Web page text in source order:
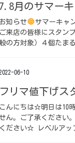
7.8月のサマー
お知らせ サマーキャ
ご来店の皆様にスタン
の方対象）４個たま
06-10
フリマ値下げ
こんにちは☆明日は10
せん。ご了承ください
ください☆ レベルア